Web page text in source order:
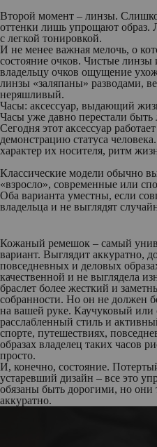
Второй момент – линзы.
оттенки лишь упрощают образ.
с легкой тонировкой.
И не менее важная мелочь, о
состояние очков. Чистые линзы
владельцу очков ощущение
линзы «заляпаны» разводами,
неряшливый.
Часы: аксессуар, выдающий
Часы уже давно перестали
Сегодня этот аксессуар
демонстрацию статуса
характер их носителя, ритм
Классические модели обычно
«взросло», современные или
Оба варианта уместны, если
владельца и не выглядят
Кожаный ремешок – самый
вариант. Выглядит аккуратно,
повседневных и деловых
качественной и не выглядела
браслет более жесткий и
собранности. Но он не должен
на вашей руке. Каучуковый
расслабленный стиль и
спорте, путешествиях,
образах владелец таких часов
просто.
И, конечно, состояние.
устаревший дизайн – все это
обязаны быть дорогими, но они
аккуратно.